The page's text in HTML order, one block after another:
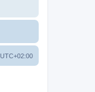
UTC+02:00